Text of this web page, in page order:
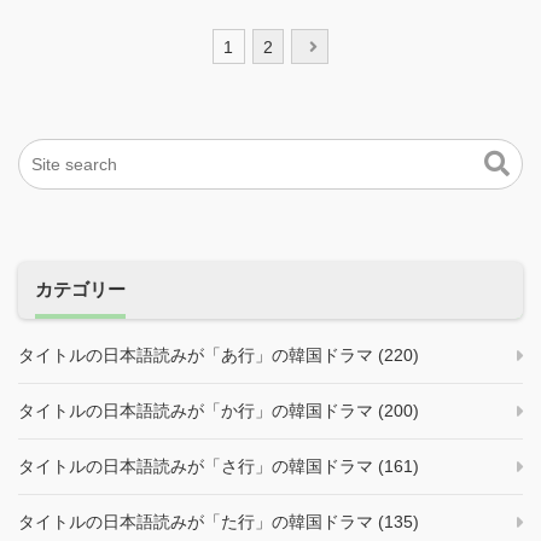
ゲ
ー
1 2
カテゴリー
タイトルの日本語読みが「あ行」の韓国ドラマ (220)
タイトルの日本語読みが「か行」の韓国ドラマ (200)
タイトルの日本語読みが「さ行」の韓国ドラマ (161)
タイトルの日本語読みが「た行」の韓国ドラマ (135)